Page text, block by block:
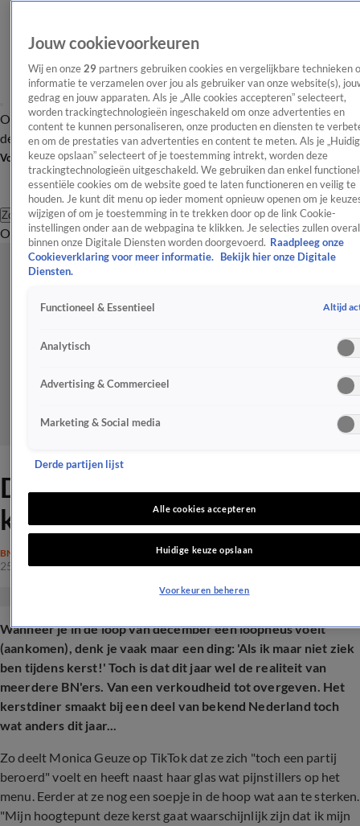
OverzichtAfleveringen Entertainment TV Algemeen
Tip
de redactieNieuwsbrief
Volg Shownieuws
Zoeken
OverzichtEntertainmentSpraakmakendRealityCrimeVideo's
Deze BN'ers zijn ziek tijdens
kerst: 'Voel me zó slecht'
BN'ERS
25 dec 2025, 21:51
Wanneer je in de loop van december een loopneus voelt
(aankomen), denk je vaak maar een ding: 'Als ik maar niet ziek
ben tijdens kerst!' Toch is dat dit jaar wel de realiteit van
meerdere BN'ers. Van een verkoudheid tot overgeven. Het
kerstdiner smaakt bij een deel van bekend Nederland toch
wat anders dit jaar...
Zo deelt Monica Geuze op TikTok dat ze zich "toch een partij
beroerd" voelt en heeft naast haar glas wat pijnstillers op het
menu. Eerder at ze nog een soepje in de hoop wat aan te sterken.
"Mijn hoogtepunt deze kerst gaat waarschijnlijk zijn dat ik mijn
Jouw cookievoorkeuren
Wij en onze 29 partners gebruiken cookies en vergelijkbare technieken
informatie te verzamelen over jou als gebruiker van onze website(s),
gedrag en jouw apparaten. Als je „Alle cookies accepteren” selecteert,
worden trackingtechnologieën ingeschakeld om onze advertenties en
content te kunnen personaliseren, onze producten en diensten te
en om de prestaties van advertenties en content te meten. Als je
keuze opslaan” selecteert of je toestemming intrekt, worden deze
trackingtechnologieën uitgeschakeld. We gebruiken dan enkel
essentiële cookies om de website goed te laten functioneren en veilig te
houden. Je kunt dit menu op ieder moment opnieuw openen om je
wijzigen of om je toestemming in te trekken door op de link Cookie-
instellingen onder aan de webpagina te klikken. Je selecties zullen overal
binnen onze Digitale Diensten worden doorgevoerd. Raadpleeg onze
Cookieverklaring voor meer informatie.
Bekijk hier onze Digitale
Diensten.
Functioneel & Essentieel Altijd
Analytisch
Advertising & Commercieel
Marketing & Social media
Derde partijen lijst
Alle cookies accepteren
Huidige keuze opslaan
Voorkeuren beheren